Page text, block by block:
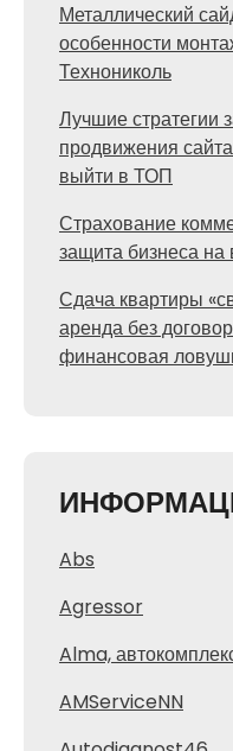
Металлический
особенности
Технониколь
Лучшие стратегии
продвижения
выйти в ТОП
Страхование
защита бизнеса на
Сдача квартиры
аренда без
финансовая
Abs
Agressor
Alma,
AMServiceNN